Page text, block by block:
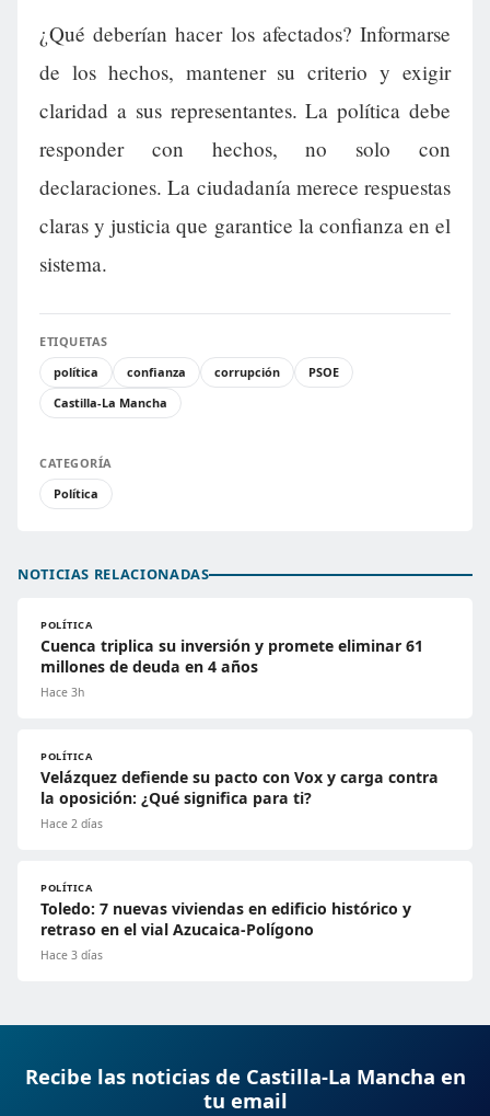
¿Qué deberían hacer los afectados? Informarse
de los hechos, mantener su criterio y exigir
claridad a sus representantes. La política debe
responder con hechos, no solo con
declaraciones. La ciudadanía merece respuestas
claras y justicia que garantice la confianza en el
sistema.
ETIQUETAS
política
confianza corrupción
PSOE
Castilla-La Mancha
CATEGORÍA
Política
NOTICIAS RELACIONADAS
POLÍTICA
Cuenca triplica su inversión y promete eliminar 61
millones de deuda en 4 años
Hace 3h
POLÍTICA
Velázquez defiende su pacto con Vox y carga contra
la oposición: ¿Qué significa para ti?
Hace 2 días
POLÍTICA
Toledo: 7 nuevas viviendas en edificio histórico y
retraso en el vial Azucaica-Polígono
Hace 3 días
Recibe las noticias de Castilla-La Mancha en
tu email